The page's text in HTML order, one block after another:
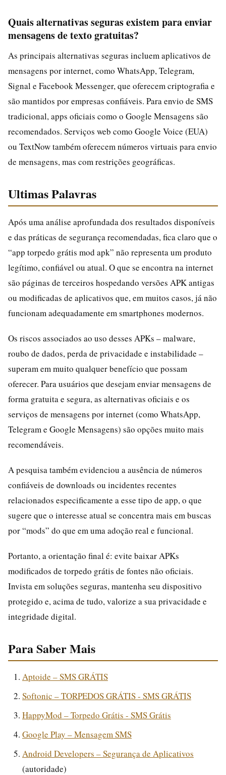
Quais alternativas seguras existem para enviar
mensagens de texto gratuitas?
As principais alternativas seguras incluem aplicativos de
mensagens por internet, como WhatsApp, Telegram,
Signal e Facebook Messenger, que oferecem criptografia e
são mantidos por empresas confiáveis. Para envio de SMS
tradicional, apps oficiais como o Google Mensagens são
recomendados. Serviços web como Google Voice (EUA)
ou TextNow também oferecem números virtuais para envio
de mensagens, mas com restrições geográficas.
Ultimas Palavras
Após uma análise aprofundada dos resultados disponíveis
e das práticas de segurança recomendadas, fica claro que o
“app torpedo grátis mod apk” não representa um produto
legítimo, confiável ou atual. O que se encontra na internet
são páginas de terceiros hospedando versões APK antigas
ou modificadas de aplicativos que, em muitos casos, já não
funcionam adequadamente em smartphones modernos.
Os riscos associados ao uso desses APKs – malware,
roubo de dados, perda de privacidade e instabilidade –
superam em muito qualquer benefício que possam
oferecer. Para usuários que desejam enviar mensagens de
forma gratuita e segura, as alternativas oficiais e os
serviços de mensagens por internet (como WhatsApp,
Telegram e Google Mensagens) são opções muito mais
recomendáveis.
A pesquisa também evidenciou a ausência de números
confiáveis de downloads ou incidentes recentes
relacionados especificamente a esse tipo de app, o que
sugere que o interesse atual se concentra mais em buscas
por “mods” do que em uma adoção real e funcional.
Portanto, a orientação final é: evite baixar APKs
modificados de torpedo grátis de fontes não oficiais.
Invista em soluções seguras, mantenha seu dispositivo
protegido e, acima de tudo, valorize a sua privacidade e
integridade digital.
Para Saber Mais
Aptoide – SMS GRÁTIS
Softonic – TORPEDOS GRÁTIS - SMS GRÁTIS
HappyMod – Torpedo Grátis - SMS Grátis
Google Play – Mensagem SMS
Android Developers – Segurança de Aplicativos
(autoridade)